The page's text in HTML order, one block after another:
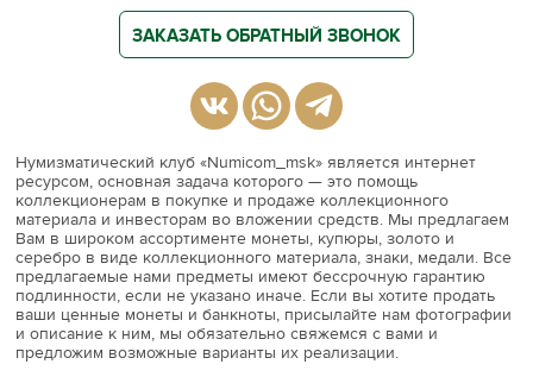
ЗАКАЗАТЬ ОБРАТНЫЙ ЗВОНОК
Нумизматический клуб «Numicom_msk» является интернет
ресурсом, основная задача которого — это помощь
коллекционерам в покупке и продаже коллекционного
материала и инвесторам во вложении средств. Мы предлагаем
Вам в широком ассортименте монеты, купюры, золото и
серебро в виде коллекционного материала, знаки, медали. Все
предлагаемые нами предметы имеют бессрочную гарантию
подлинности, если не указано иначе. Если вы хотите продать
ваши ценные монеты и банкноты, присылайте нам фотографии
и описание к ним, мы обязательно свяжемся с вами и
предложим возможные варианты их реализации.